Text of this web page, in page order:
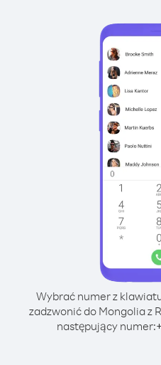
Wybrać numer z
zadzwonić do Mongolia z
następujący numer:+